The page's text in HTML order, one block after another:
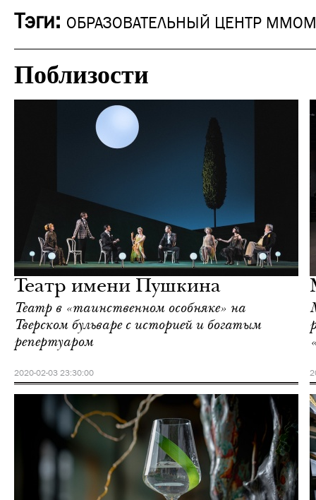
Тэги: ОБРАЗОВАТЕЛЬНЫЙ ЦЕНТР
Поблизости
Театр имени Пушкина
Театр в «таинственном особняке» на
Тверском бульваре с историей и богатым
репертуаром
2020-02-03 23:30:00